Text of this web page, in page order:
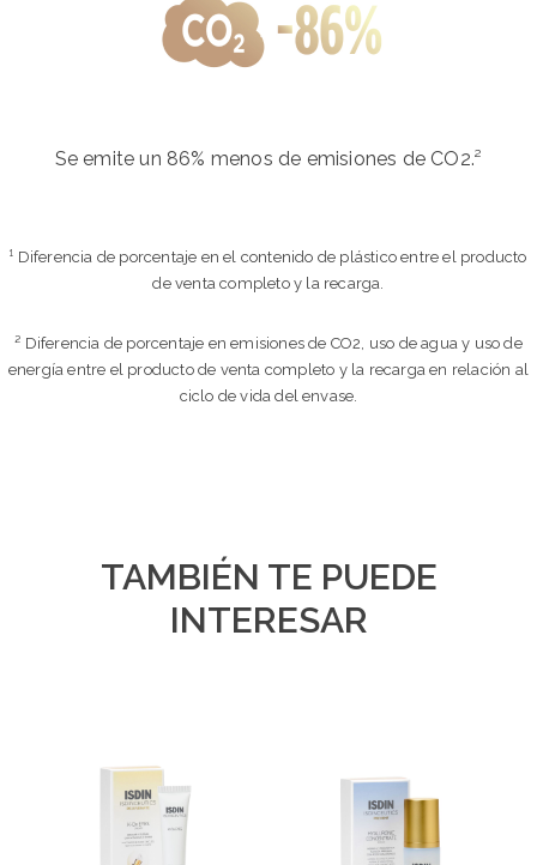
Se emite un 86% menos de emisiones de CO2.²
¹ Diferencia de porcentaje en el contenido de plástico entre el producto
de venta completo y la recarga.
² Diferencia de porcentaje en emisiones de CO2, uso de agua y uso de
energía entre el producto de venta completo y la recarga en relación al
ciclo de vida del envase.
TAMBIÉN TE PUEDE
INTERESAR